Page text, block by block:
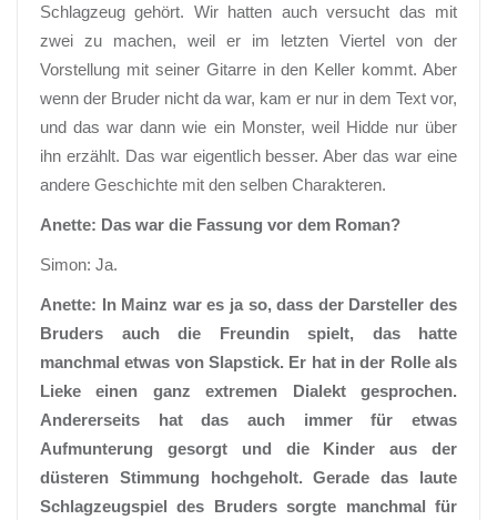
Schlagzeug gehört. Wir hatten auch versucht das mit
zwei zu machen, weil er im letzten Viertel von der
Vorstellung mit seiner Gitarre in den Keller kommt. Aber
wenn der Bruder nicht da war, kam er nur in dem Text vor,
und das war dann wie ein Monster, weil Hidde nur über
ihn erzählt. Das war eigentlich besser. Aber das war eine
andere Geschichte mit den selben Charakteren.
Anette: Das war die Fassung vor dem Roman?
Simon: Ja.
Anette: In Mainz war es ja so, dass der Darsteller des
Bruders auch die Freundin spielt, das hatte
manchmal etwas von Slapstick. Er hat in der Rolle als
Lieke einen ganz extremen Dialekt gesprochen.
Andererseits hat das auch immer für etwas
Aufmunterung gesorgt und die Kinder aus der
düsteren Stimmung hochgeholt. Gerade das laute
Schlagzeugspiel des Bruders sorgte manchmal für